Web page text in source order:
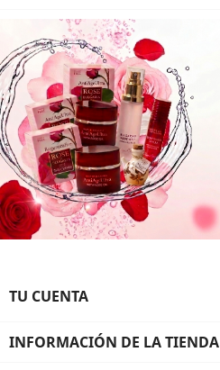
TU CUENTA
INFORMACIÓN DE LA TIENDA